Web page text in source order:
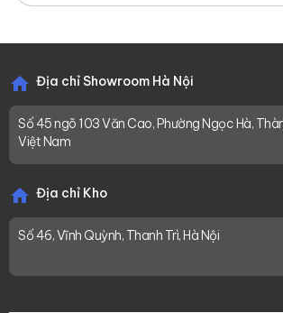
Địa chỉ Showroom Hà Nội
Số 45 ngõ 103 Văn Cao, Phường Ngọc Hà,
Việt Nam
Địa chỉ Kho
Số 46, Vĩnh Quỳnh, Thanh Trì, Hà Nội